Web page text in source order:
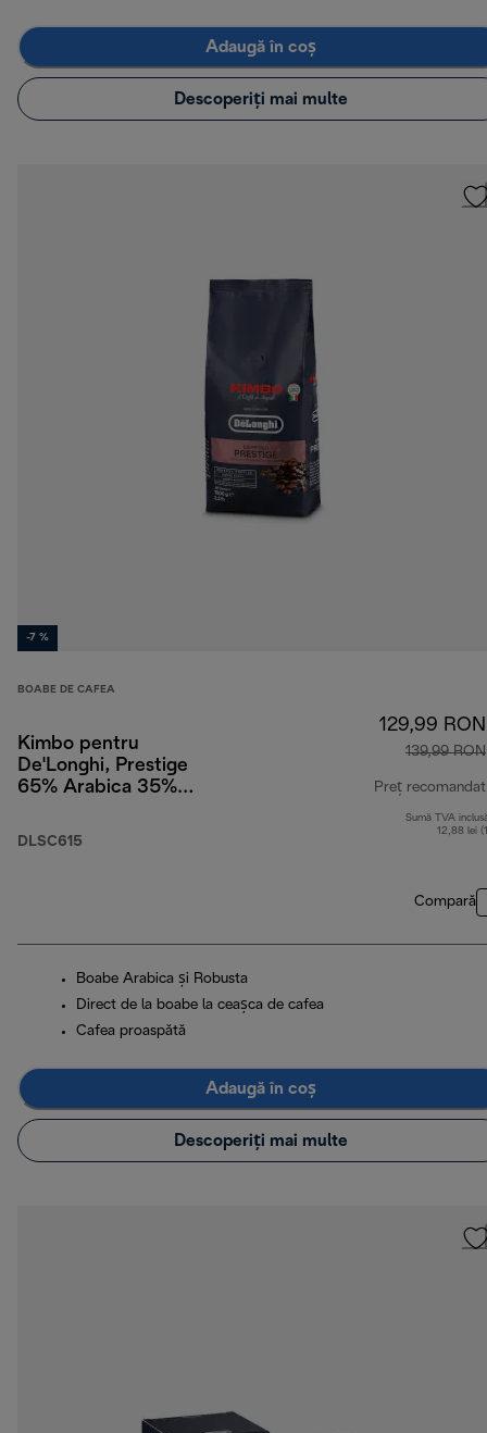
Adaugă în coș
Descoperiți mai multe
-7 %
BOABE DE CAFEA
Kimbo pentru
De'Longhi, Prestige
65% Arabica 35%
DLSC615
129,99 RON
139,99 RON
Preț recomandat
Sumă TVA
12,88 lei
Compară
Boabe Arabica și Robusta
Direct de la boabe la ceașca de cafea
Cafea proaspătă
Adaugă în coș
Descoperiți mai multe